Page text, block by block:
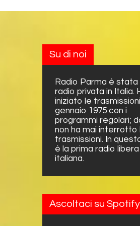
Su di noi
Radio Parma è stata
radio privata in Italia.
iniziato le trasmissioni
gennaio 1975 con i
programmi regolari;
non ha mai interrotto
trasmissioni. In
è la prima radio libera
italiana.
Ascoltaci su Spotify